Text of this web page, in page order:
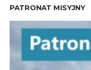
PATRONAT MISYJNY